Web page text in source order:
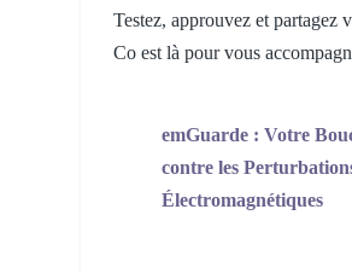
Testez, approuvez et partagez
Co est là pour vous
emGuarde : Votre
contre les
Électromagnétiques